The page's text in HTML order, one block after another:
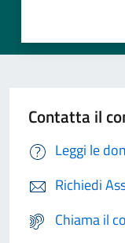
Contatta il
Leggi le
Richiedi
Chiama il